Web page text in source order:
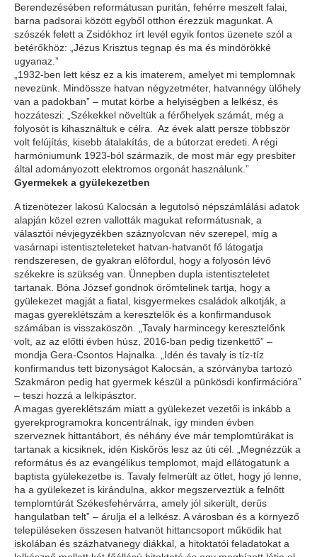
Berendezésében reformátusan puritán, fehérre meszelt falai,
barna padsorai között egyből otthon érezzük magunkat. A
szószék felett a Zsidókhoz írt levél egyik fontos üzenete szól a
betérőkhöz: „Jézus Krisztus tegnap és ma és mindörökké
ugyanaz.”
„1932-ben lett kész ez a kis imaterem, amelyet mi templomnak
nevezünk. Mindössze hatvan négyzetméter, hatvannégy ülőhely
van a padokban” – mutat körbe a helyiségben a lelkész, és
hozzáteszi: „Székekkel növeltük a férőhelyek számát, még a
folyosót is kihasználtuk e célra. Az évek alatt persze többször
volt felújítás, kisebb átalakítás, de a bútorzat eredeti. A régi
harmóniumunk 1923-ból származik, de most már egy presbiter
által adományozott elektromos orgonát használunk.”
Gyermekek a gyülekezetben
A tizenötezer lakosú Kalocsán a legutolsó népszámlálási adatok
alapján közel ezren vallották magukat reformátusnak, a
választói névjegyzékben száznyolcvan név szerepel, míg a
vasárnapi istentiszteleteket hatvan-hatvanöt fő látogatja
rendszeresen, de gyakran előfordul, hogy a folyosón lévő
székekre is szükség van. Ünnepben dupla istentiszteletet
tartanak. Bóna József gondnok örömtelinek tartja, hogy a
gyülekezet magját a fiatal, kisgyermekes családok alkotják, a
magas gyereklétszám a keresztelők és a konfirmandusok
számában is visszaköszön. „Tavaly harmincegy keresztelőnk
volt, az az előtti évben húsz, 2016-ban pedig tizenkettő” –
mondja Gera-Csontos Hajnalka. „Idén és tavaly is tíz-tíz
konfirmandus tett bizonyságot Kalocsán, a szórványba tartozó
Szakmáron pedig hat gyermek készül a pünkösdi konfirmációra”
– teszi hozzá a lelkipásztor.
A magas gyereklétszám miatt a gyülekezet vezetői is inkább a
gyerekprogramokra koncentrálnak, így minden évben
szerveznek hittantábort, és néhány éve már templomtúrákat is
tartanak a kicsiknek, idén Kiskőrös lesz az úti cél. „Megnézzük a
református és az evangélikus templomot, majd ellátogatunk a
baptista gyülekezetbe is. Tavaly felmerült az ötlet, hogy jó lenne,
ha a gyülekezet is kirándulna, akkor megszerveztük a felnőtt
templomtúrát Székesfehérvárra, amely jól sikerült, derűs
hangulatban telt” – árulja el a lelkész. A városban és a környező
településeken összesen hatvanöt hittancsoport működik hat
iskolában és százhatvanegy diákkal, a hitoktatói feladatokat a